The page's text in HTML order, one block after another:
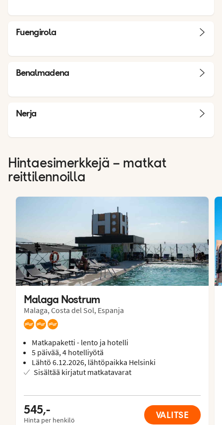
Fuengirola
Benalmadena
Nerja
Hintaesimerkkejä – matkat
reittilennoilla
Malaga Nostrum
Malaga, Costa del Sol, Espanja
Matkapaketti - lento ja hotelli
5 päivää, 4 hotelliyötä
Lähtö 6.12.2026, lähtöpaikka Helsinki
Sisältää kirjatut matkatavarat
545,-
Hinta per henkilö VALITSE